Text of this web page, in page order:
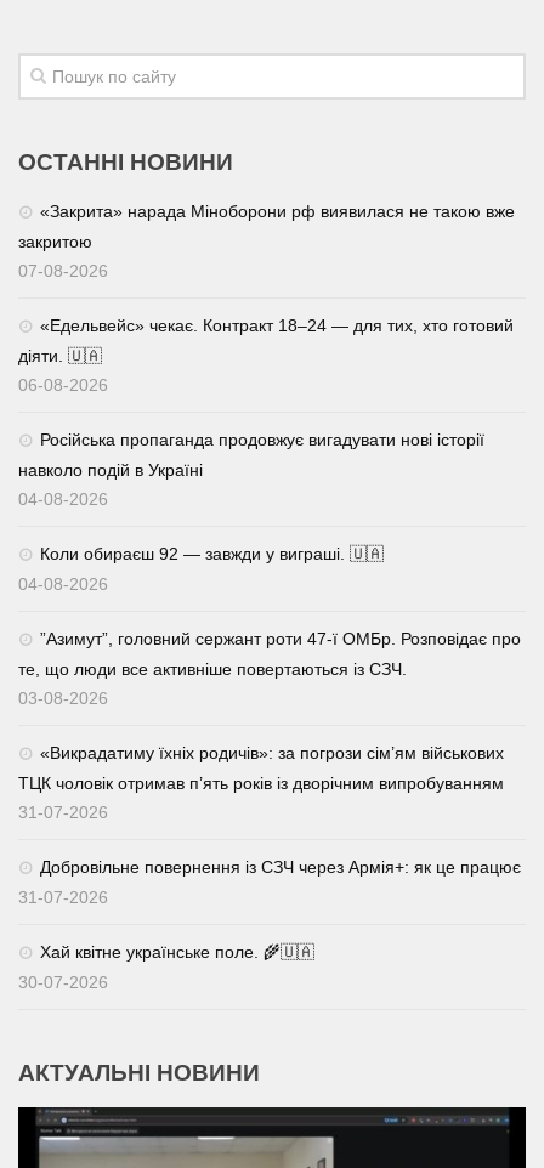
ОСТАННІ НОВИНИ
«Закрита» нарада Міноборони рф виявилася не такою вже
закритою
07-08-2026
«Едельвейс» чекає. Контракт 18–24 — для тих, хто готовий
діяти. 🇺🇦
06-08-2026
Російська пропаганда продовжує вигадувати нові історії
навколо подій в Україні
04-08-2026
Коли обираєш 92 — завжди у виграші. 🇺🇦
04-08-2026
⁨”Азимут”, головний сержант роти 47-ї ОМБр. Розповідає про
те, що люди все активніше повертаються із СЗЧ.
03-08-2026
«Викрадатиму їхніх родичів»: за погрози сім’ям військових
ТЦК чоловік отримав п’ять років із дворічним випробуванням
31-07-2026
Добровільне повернення із СЗЧ через Армія+: як це працює
31-07-2026
Хай квітне українське поле. 🌾🇺🇦
30-07-2026
АКТУАЛЬНІ НОВИНИ